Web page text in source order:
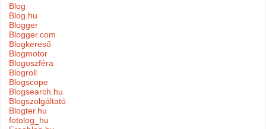
Blog
Blog.hu
Blogger
Blogger.com
Blogkereső
Blogmotor
Blogoszféra
Blogroll
Blogscope
Blogsearch.hu
Blogszolgáltató
Blogter.hu
fotolog_hu